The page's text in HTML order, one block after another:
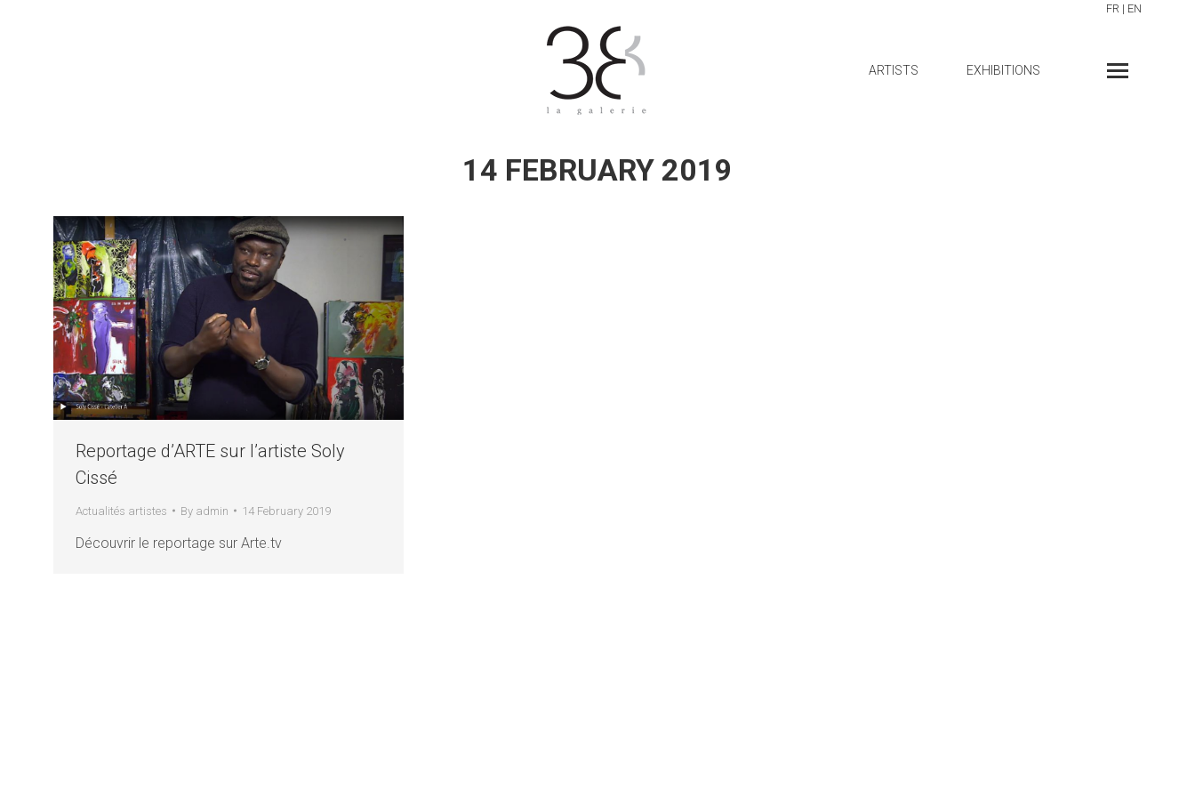
FR | EN
ARTISTS EXHIBITIONS
14 FEBRUARY 2019
Reportage d’ARTE sur l’artiste Soly
Cissé
Actualités artistes By admin 14 February 2019
Découvrir le reportage sur Arte.tv